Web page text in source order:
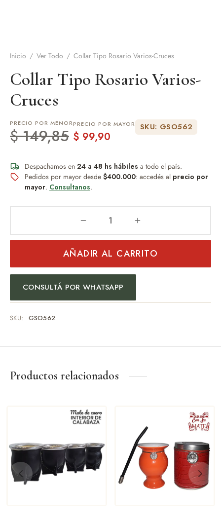
Inicio / Ver Todo / Collar Tipo Rosario Varios-Cruces
Collar Tipo Rosario Varios-
Cruces
SKU: GSO562
PRECIO POR MENOR
$149,85
PRECIO POR MAYOR
$ 99,90
Despachamos en 24 a 48 hs hábiles a todo el país.
Pedidos por mayor desde $400.000: accedés al precio por
mayor. Consultanos.
AÑADIR AL CARRITO
CONSULTÁ POR WHATSAPP
SKU: GSO562
Productos relacionados
y accesorios